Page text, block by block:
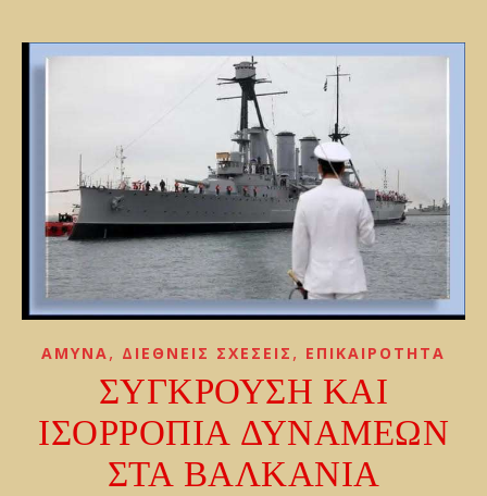
AMYNA , ΔΙΕΘΝΕΙΣ ΣΧΕΣΕΙΣ , ΕΠΙΚΑΙΡΟΤΗΤΑ
ΣΥΓΚΡΟΥΣΗ ΚΑΙ
ΙΣΟΡΡΟΠΙΑ ΔΥΝΑΜΕΩΝ
ΣΤΑ ΒΑΛΚΑΝΙΑ